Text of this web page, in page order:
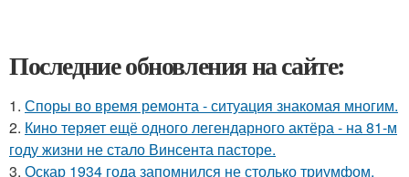
Последние обновления на сайте:
1. Споры во время ремонта - ситуация знакомая многим.
2. Кино теряет ещё одного легендарного актёра - на 81-м
году жизни не стало Винсента пасторе.
3. Оскар 1934 года запомнился не столько триумфом,